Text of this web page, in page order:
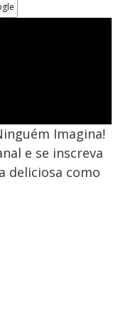
Imagina!
e se inscreva
deliciosa como